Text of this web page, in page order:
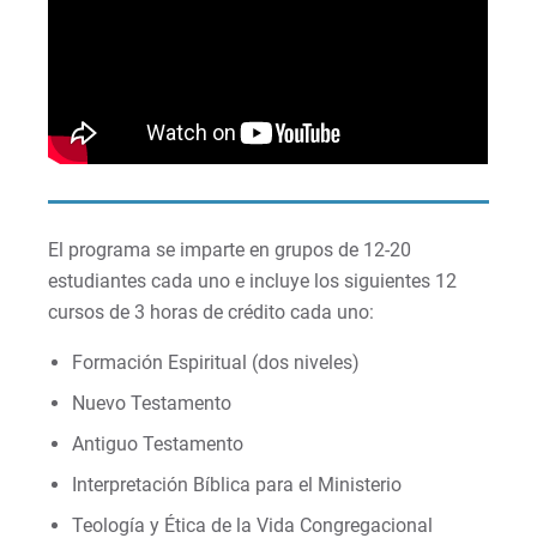
El programa se imparte en grupos de 12-20
estudiantes cada uno e incluye los siguientes 12
cursos de 3 horas de crédito cada uno:
Formación Espiritual (dos niveles)
Nuevo Testamento
Antiguo Testamento
Interpretación Bíblica para el Ministerio
Teología y Ética de la Vida Congregacional